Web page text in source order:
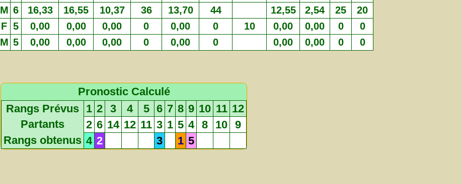
M 6 16,33 16,55 10,37 36 13,70 44 12,55 2,54 25 20
F 5 0,00 0,00 0,00 0 0,00 0 10 0,00 0,00 0 0
M 5 0,00 0,00 0,00 0 0,00 0 0,00 0,00 0 0
Pronostic Calculé
Rangs Prévus 1 2 3 4 5 6 7 8 9 10 11 12
Partants
2 6 14 12 11 3 1 5 4 8 10 9
Rangs obtenus 4 2 3 1 5